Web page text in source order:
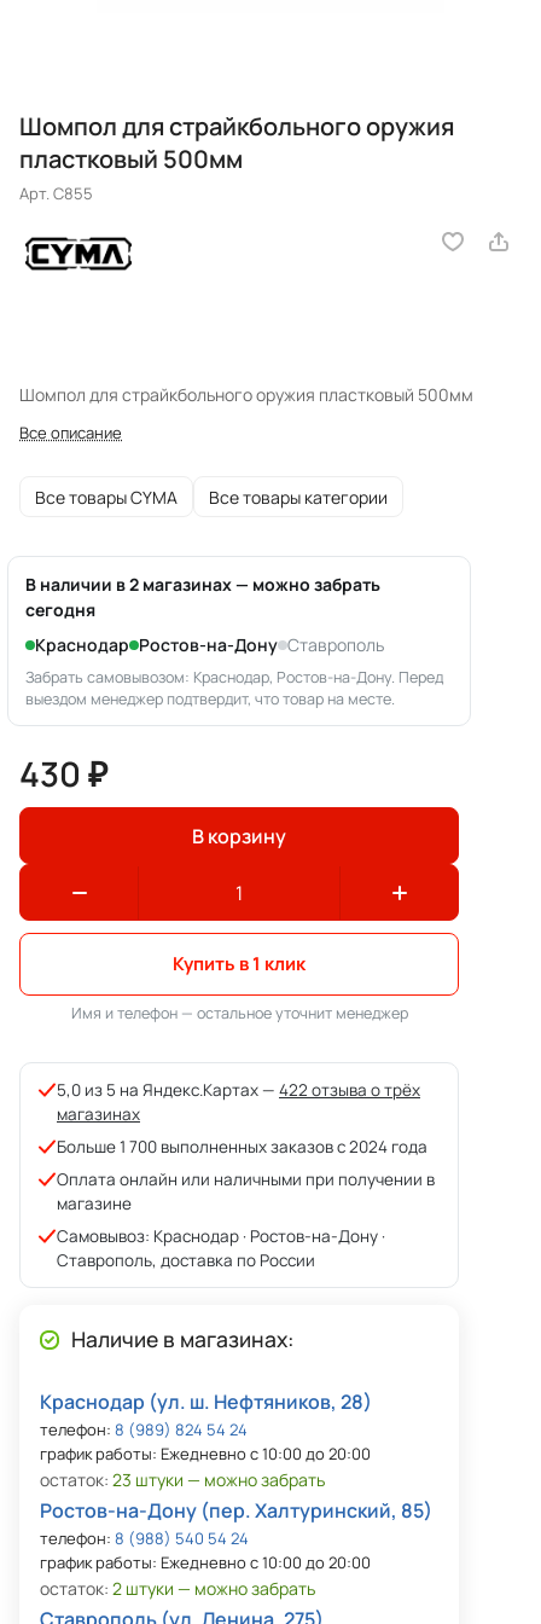
Шомпол для страйкбольного оружия
пластковый 500мм
Арт.C855
Шомпол для страйкбольного оружия пластковый 500мм
Все описание
Все товары CYMA Все товары категории
В наличии в 2 магазинах — можно забрать
сегодня
Краснодар Ростов-на-Дону Ставрополь
Забрать самовывозом: Краснодар, Ростов-на-Дону. Перед
выездом менеджер подтвердит, что товар на месте.
430 ₽
В корзину
Купить в 1 клик
Имя и телефон — остальное уточнит менеджер
5,0 из 5 на Яндекс.Картах — 422 отзыва о трёх
магазинах
Больше 1 700 выполненных заказов с 2024 года
Оплата онлайн или наличными при получении в
магазине
Самовывоз: Краснодар · Ростов-на-Дону ·
Ставрополь, доставка по России
Наличие в магазинах:
Краснодар (ул. ш. Нефтяников, 28)
телефон: 8 (989) 824 54 24
график работы: Ежедневно с 10:00 до 20:00
остаток: 23 штуки — можно забрать
Ростов-на-Дону (пер. Халтуринский, 85)
телефон: 8 (988) 540 54 24
график работы: Ежедневно с 10:00 до 20:00
остаток: 2 штуки — можно забрать